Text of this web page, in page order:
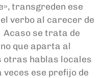
transgreden ese
verbo al carecer de
se trata de
que aparta al
otras hablas locales
veces ese prefijo de